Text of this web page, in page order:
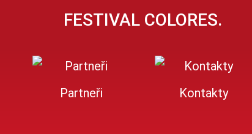
FESTIVAL COLORES.
Partneři
Kontakty